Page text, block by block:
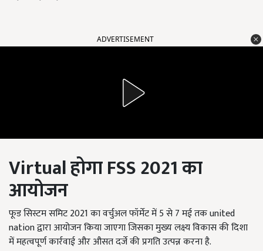
ADVERTISEMENT
Virtual होगा FSS 2021 का
आयोजन
फूड सिस्टम समिट 2021 का वर्चुअल फॉर्मेट में 5 से 7 मई तक united
nation द्वारा आयोजन किया जाएगा जिसका मुख्य लक्ष्य विकास की दिशा
में महत्वपूर्ण कार्रवाई और औसत दर्जे की प्रगति उत्पन्न करना है.